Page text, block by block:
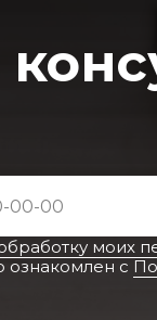
моих
ознакомлен с